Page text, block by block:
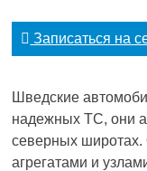
Записаться на
Шведские
надежных ТС, они
северных широтах.
агрегатами и